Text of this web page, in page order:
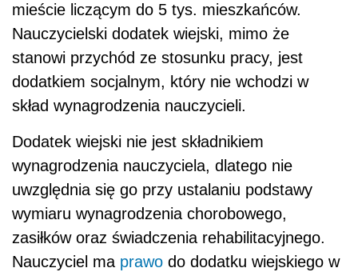
mieście liczącym do 5 tys. mieszkańców.
Nauczycielski dodatek wiejski, mimo że
stanowi przychód ze stosunku pracy, jest
dodatkiem socjalnym, który nie wchodzi w
skład wynagrodzenia nauczycieli.
Dodatek wiejski nie jest składnikiem
wynagrodzenia nauczyciela, dlatego nie
uwzględnia się go przy ustalaniu podstawy
wymiaru wynagrodzenia chorobowego,
zasiłków oraz świadczenia rehabilitacyjnego.
Nauczyciel ma prawo do dodatku wiejskiego w